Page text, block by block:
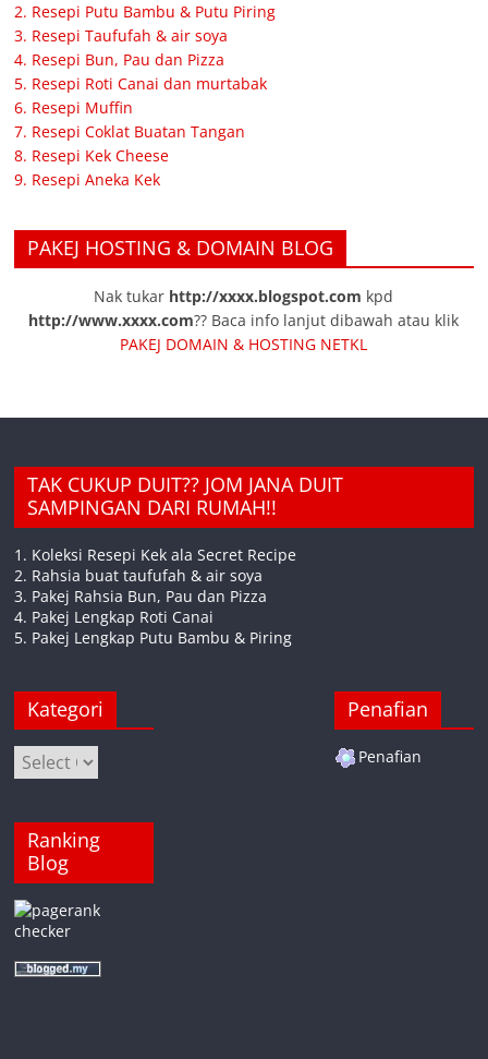
2. Resepi Putu Bambu & Putu Piring
3. Resepi Taufufah & air soya
4. Resepi Bun, Pau dan Pizza
5. Resepi Roti Canai dan murtabak
6. Resepi Muffin
7. Resepi Coklat Buatan Tangan
8. Resepi Kek Cheese
9. Resepi Aneka Kek
PAKEJ HOSTING & DOMAIN BLOG
Nak tukar http://xxxx.blogspot.com kpd
http://www.xxxx.com?? Baca info lanjut dibawah atau klik
PAKEJ DOMAIN & HOSTING NETKL
TAK CUKUP DUIT?? JOM JANA DUIT
SAMPINGAN DARI RUMAH!!
1. Koleksi Resepi Kek ala Secret Recipe
2. Rahsia buat taufufah & air soya
3. Pakej Rahsia Bun, Pau dan Pizza
4. Pakej Lengkap Roti Canai
5. Pakej Lengkap Putu Bambu & Piring
Kategori
Kategori
Ranking
Blog
Penafian
Penafian